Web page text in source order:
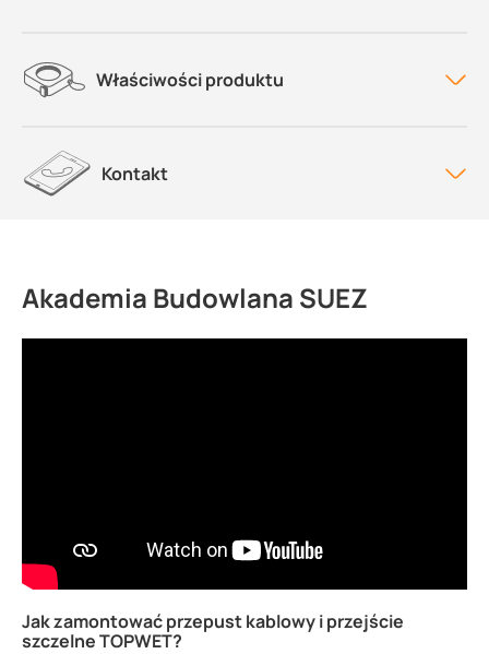
Właściwości produktu
Kontakt
Akademia Budowlana SUEZ
Jak zamontować przepust kablowy i przejście
szczelne TOPWET?